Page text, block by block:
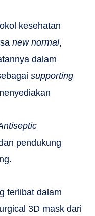
kesehatan
new normal,
dalam
supporting
pendukung
terlibat dalam
3D mask dari